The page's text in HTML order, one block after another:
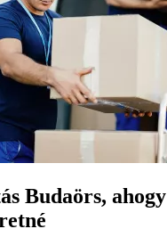
Budaörs, ahogy